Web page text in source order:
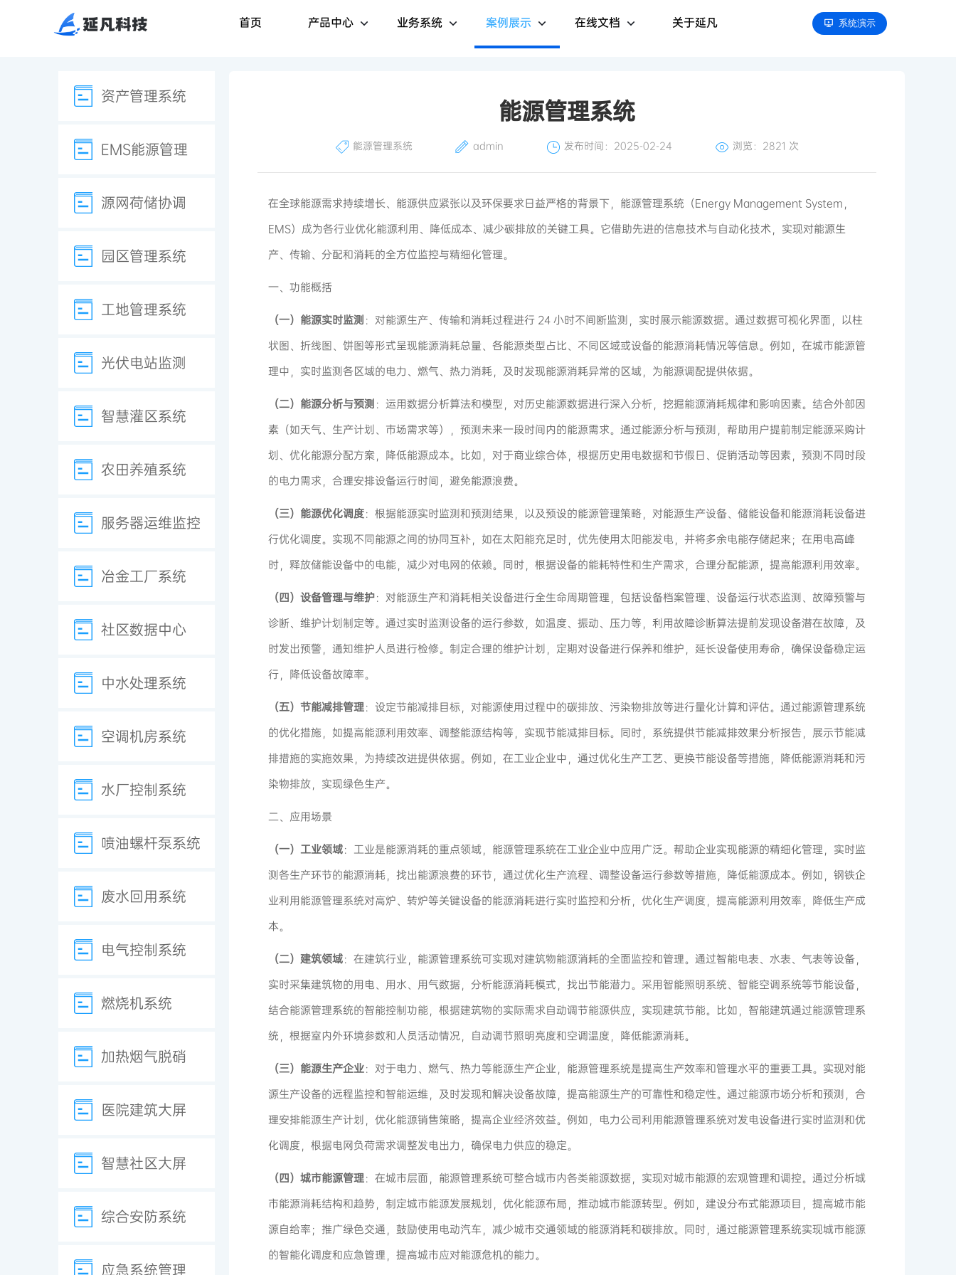
首页 产品中心 业务系统 案例展示 在线文档 关于延凡 系统演示
资产管理系统
EMS能源管理
源网荷储协调
园区管理系统
工地管理系统
光伏电站监测
智慧灌区系统
农田养殖系统
服务器运维监控
冶金工厂系统
社区数据中心
中水处理系统
空调机房系统
水厂控制系统
喷油螺杆泵系统
废水回用系统
电气控制系统
燃烧机系统
加热烟气脱硝
医院建筑大屏
智慧社区大屏
综合安防系统
应急系统管理
能源管理系统
能源管理系统 admin 发布时间：2025-02-24 浏览： 2821 次
在全球能源需求持续增长、能源供应紧张以及环保要求日益严格的背景下，能源管理系统（Energy Management System，
EMS）成为各行业优化能源利用、降低成本、减少碳排放的关键工具。它借助先进的信息技术与自动化技术，实现对能源生
产、传输、分配和消耗的全方位监控与精细化管理。
一、功能概括
（一）能源实时监测 ：对能源生产、传输和消耗过程进行 24 小时不间断监测，实时展示能源数据。通过数据可视化界面，以柱
状图、折线图、饼图等形式呈现能源消耗总量、各能源类型占比、不同区域或设备的能源消耗情况等信息。例如，在城市能源管
理中，实时监测各区域的电力、燃气、热力消耗，及时发现能源消耗异常的区域，为能源调配提供依据。
（二）能源分析与预测 ：运用数据分析算法和模型，对历史能源数据进行深入分析，挖掘能源消耗规律和影响因素。结合外部因
素（如天气、生产计划、市场需求等），预测未来一段时间内的能源需求。通过能源分析与预测，帮助用户提前制定能源采购计
划、优化能源分配方案，降低能源成本。比如，对于商业综合体，根据历史用电数据和节假日、促销活动等因素，预测不同时段
的电力需求，合理安排设备运行时间，避免能源浪费。
（三）能源优化调度：根据能源实时监测和预测结果，以及预设的能源管理策略，对能源生产设备、储能设备和能源消耗设备进
行优化调度。实现不同能源之间的协同互补，如在太阳能充足时，优先使用太阳能发电，并将多余电能存储起来；在用电高峰
时，释放储能设备中的电能，减少对电网的依赖。同时，根据设备的能耗特性和生产需求，合理分配能源，提高能源利用效率。
（四）设备管理与维护：对能源生产和消耗相关设备进行全生命周期管理，包括设备档案管理、设备运行状态监测、故障预警与
诊断、维护计划制定等。通过实时监测设备的运行参数，如温度、振动、压力等，利用故障诊断算法提前发现设备潜在故障，及
时发出预警，通知维护人员进行检修。制定合理的维护计划，定期对设备进行保养和维护，延长设备使用寿命，确保设备稳定运
行，降低设备故障率。
（五）节能减排管理：设定节能减排目标，对能源使用过程中的碳排放、污染物排放等进行量化计算和评估。通过能源管理系统
的优化措施，如提高能源利用效率、调整能源结构等，实现节能减排目标。同时，系统提供节能减排效果分析报告，展示节能减
排措施的实施效果，为持续改进提供依据。例如，在工业企业中，通过优化生产工艺、更换节能设备等措施，降低能源消耗和污
染物排放，实现绿色生产。
二、应用场景
（一）工业领域：工业是能源消耗的重点领域，能源管理系统在工业企业中应用广泛。帮助企业实现能源的精细化管理，实时监
测各生产环节的能源消耗，找出能源浪费的环节，通过优化生产流程、调整设备运行参数等措施，降低能源成本。例如，钢铁企
业利用能源管理系统对高炉、转炉等关键设备的能源消耗进行实时监控和分析，优化生产调度，提高能源利用效率，降低生产成
本。
（二）建筑领域：在建筑行业，能源管理系统可实现对建筑物能源消耗的全面监控和管理。通过智能电表、水表、气表等设备，
实时采集建筑物的用电、用水、用气数据，分析能源消耗模式，找出节能潜力。采用智能照明系统、智能空调系统等节能设备，
结合能源管理系统的智能控制功能，根据建筑物的实际需求自动调节能源供应，实现建筑节能。比如，智能建筑通过能源管理系
统，根据室内外环境参数和人员活动情况，自动调节照明亮度和空调温度，降低能源消耗。
（三）能源生产企业：对于电力、燃气、热力等能源生产企业，能源管理系统是提高生产效率和管理水平的重要工具。实现对能
源生产设备的远程监控和智能运维，及时发现和解决设备故障，提高能源生产的可靠性和稳定性。通过能源市场分析和预测，合
理安排能源生产计划，优化能源销售策略，提高企业经济效益。例如，电力公司利用能源管理系统对发电设备进行实时监测和优
化调度，根据电网负荷需求调整发电出力，确保电力供应的稳定。
（四）城市能源管理：在城市层面，能源管理系统可整合城市内各类能源数据，实现对城市能源的宏观管理和调控。通过分析城
市能源消耗结构和趋势，制定城市能源发展规划，优化能源布局，推动城市能源转型。例如，建设分布式能源项目，提高城市能
源自给率；推广绿色交通，鼓励使用电动汽车，减少城市交通领域的能源消耗和碳排放。同时，通过能源管理系统实现城市能源
的智能化调度和应急管理，提高城市应对能源危机的能力。